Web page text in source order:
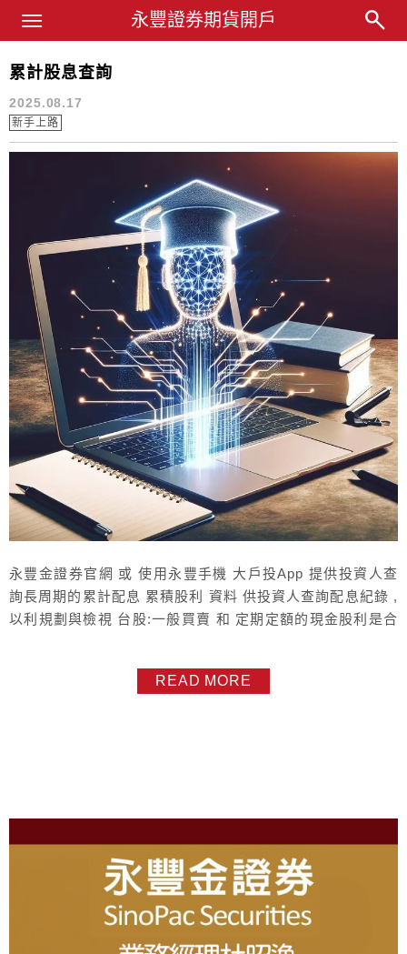
永豐業務經理杜昭逸Blog
永豐證券期貨開戶
Main Menu
累計配息
累計股息查詢
2025.08.17
新手上路
永豐金證券官網 或 使用永豐手機 大戶投App 提供投資人查
詢長周期的累計配息 累積股利 資料 供投資人查詢配息紀錄 ,
以利規劃與檢視 台股:一般買賣 和 定期定額的現金股利是合
帳務 >>我的豐存股 >>選 台股帳號 >>股利，或 手機大戶投
READ MORE